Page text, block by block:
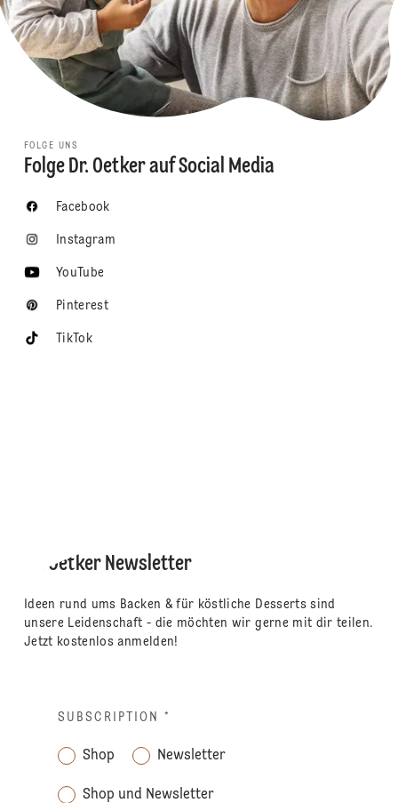
FOLGE UNS
Folge Dr. Oetker auf Social Media
Facebook
Instagram
YouTube
Pinterest
TikTok
Dr. Oetker Newsletter
Ideen rund ums Backen & für köstliche Desserts sind
unsere Leidenschaft - die möchten wir gerne mit dir teilen.
Jetzt kostenlos anmelden!
SUBSCRIPTION *
Shop Newsletter
Shop und Newsletter